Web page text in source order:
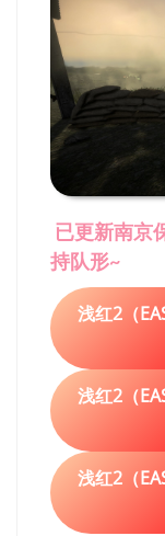
已更新南京
持队形~
浅红2（
浅红2（
浅红2（